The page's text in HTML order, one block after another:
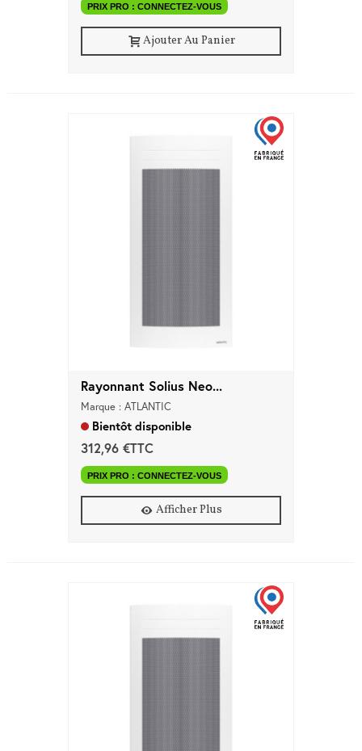
PRIX PRO : CONNECTEZ-VOUS
Ajouter Au Panier
Rayonnant Solius Neo...
Marque : ATLANTIC
Bientôt disponible
312,96 €TTC
PRIX PRO : CONNECTEZ-VOUS
Afficher Plus